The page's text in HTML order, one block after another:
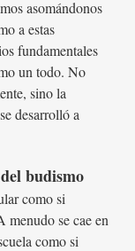
asomándonos
a estas
fundamentales
un todo. No
sino la
desarrolló a
budismo
como si
menudo se cae en
como si